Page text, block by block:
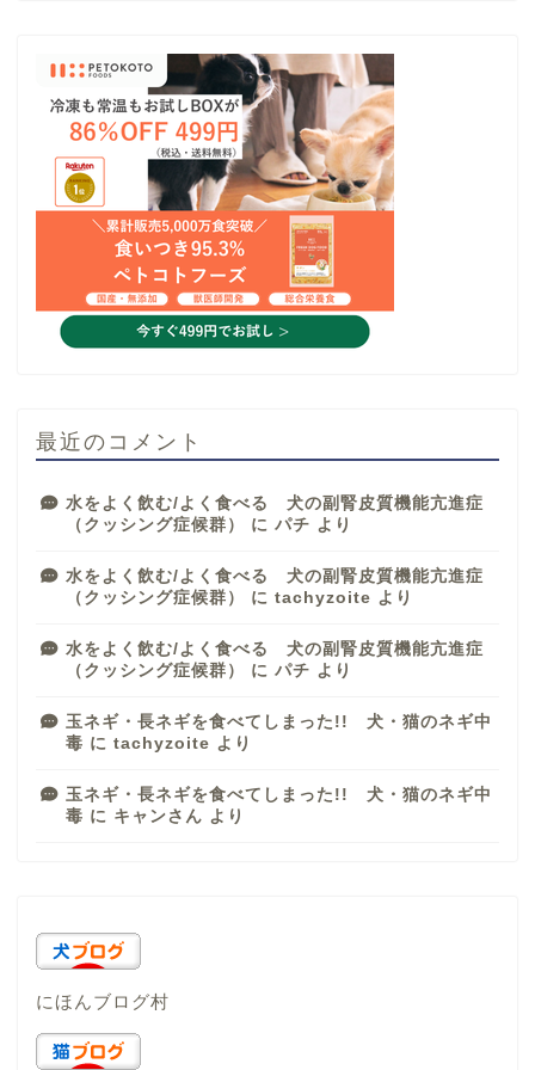
最近のコメント
水をよく飲む/よく食べる 犬の副腎皮質機能亢進症
（クッシング症候群）
に パチ より
水をよく飲む/よく食べる 犬の副腎皮質機能亢進症
（クッシング症候群）
に tachyzoite より
水をよく飲む/よく食べる 犬の副腎皮質機能亢進症
（クッシング症候群）
に パチ より
玉ネギ・長ネギを食べてしまった!! 犬・猫のネギ中
毒 に tachyzoite より
玉ネギ・長ネギを食べてしまった!! 犬・猫のネギ中
毒 に キャンさん より
にほんブログ村